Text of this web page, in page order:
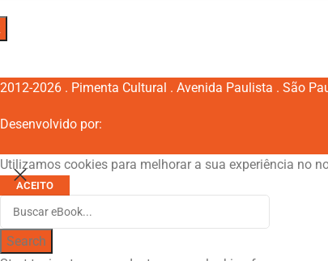
2012-2026 . Pimenta Cultural . Avenida Paulista . São
Desenvolvido por:
Search
Utilizamos cookies para melhorar a sua experiência no
ACEITO